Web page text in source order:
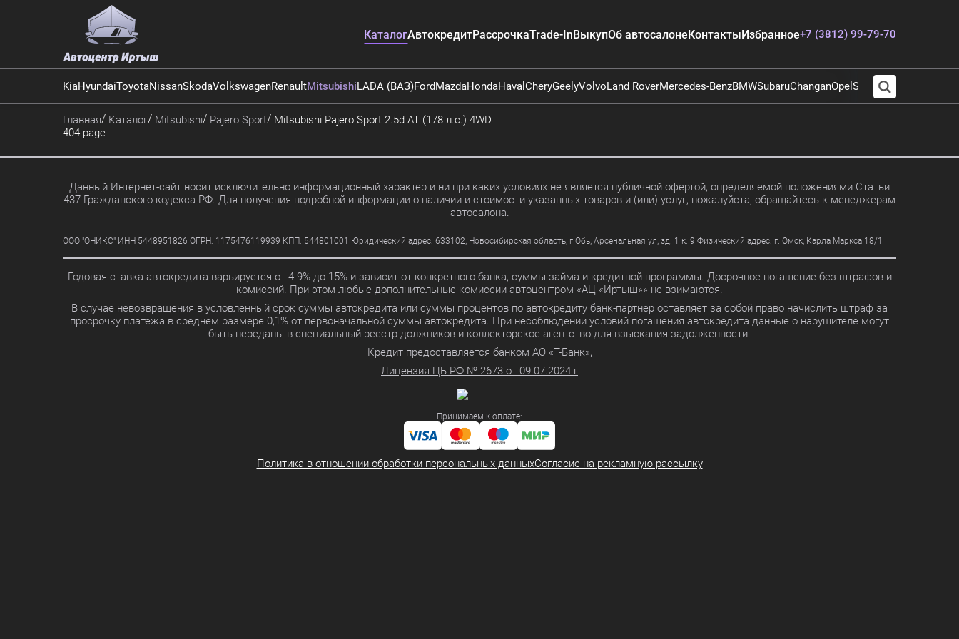
КаталогАвтокредитРассрочкаTrade-InВыкупОб автосалонеКонтактыИзбранное+7 (3812) 99-79-70
KiaHyundaiToyotaNissanSkodaVolkswagenRenaultMitsubishiLADA (ВАЗ)FordMazdaHondaHaval CheryGeelyVolvoLand RoverMercedes-BenzBMWSubaruChanganOpel SuzukiAudi
Главная Каталог Mitsubishi Pajero Sport
Mitsubishi Pajero Sport 2.5d AT (178 л.с.) 4WD
404 page
Данный Интернет-сайт носит исключительно информационный характер и ни при каких условиях не является публичной офертой, определяемой положениями Статьи
437 Гражданского кодекса РФ. Для получения подробной информации о наличии и стоимости указанных товаров и (или) услуг, пожалуйста, обращайтесь к менеджерам
автосалона.
ООО "ОНИКС" ИНН 5448951826 ОГРН: 1175476119939 КПП: 544801001 Юридический адрес: 633102, Новосибирская область, г Обь, Арсенальная ул, зд. 1 к. 9 Физический адрес: г. Омск, Карла Маркса 18/1
Годовая ставка автокредита варьируется от 4.9% до 15% и зависит от конкретного банка, суммы займа и кредитной программы. Досрочное погашение без штрафов и
комиссий. При этом любые дополнительные комиссии автоцентром «АЦ «Иртыш»» не взимаются.
В случае невозвращения в условленный срок суммы автокредита или суммы процентов по автокредиту банк-партнер оставляет за собой право начислить штраф за
просрочку платежа в среднем размере 0,1% от первоначальной суммы автокредита. При несоблюдении условий погашения автокредита данные о нарушителе могут
быть переданы в специальный реестр должников и коллекторское агентство для взыскания задолженности.
Кредит предоставляется банком АО «Т-Банк»,
Лицензия ЦБ РФ № 2673 от 09.07.2024 г
Принимаем к оплате:
Политика в отношении обработки персональных данныхСогласие на рекламную рассылку